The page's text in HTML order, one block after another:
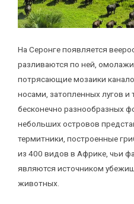
На Серонге появляется
разливаются по ней,
потрясающие мозаики
носами, затопленных лугов и
бесконечно разнообразных
небольших островов
термитники, построенные
из 400 видов в Африке, чьи
являются источником
животных.